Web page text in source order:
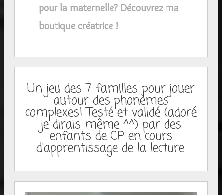
pour la maternelle? Découvrez ma
boutique créatrice !
Un jeu des 7 familles pour jouer
autour des phonèmes
complexes! Testé et validé (adoré
je dirais même ^^) par des
enfants de CP en cours
d'apprentissage de la lecture.